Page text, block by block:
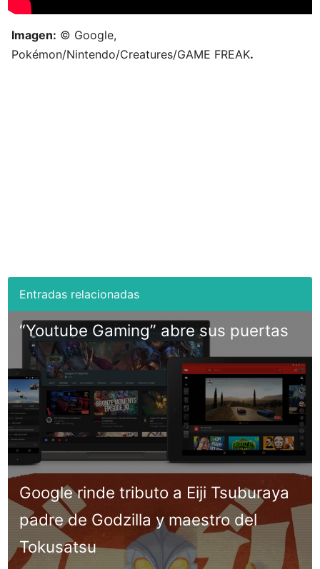
Imagen: © Google,
Pokémon/Nintendo/Creatures/GAME FREAK.
“Youtube Gaming” abre sus puertas
Google rinde tributo a Eiji Tsuburaya
padre de Godzilla y maestro del
Tokusatsu